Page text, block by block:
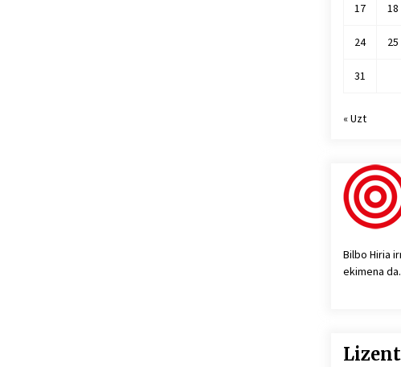
17 18
24 25
31
« Uzt
Bilbo Hiria
ekimena da.